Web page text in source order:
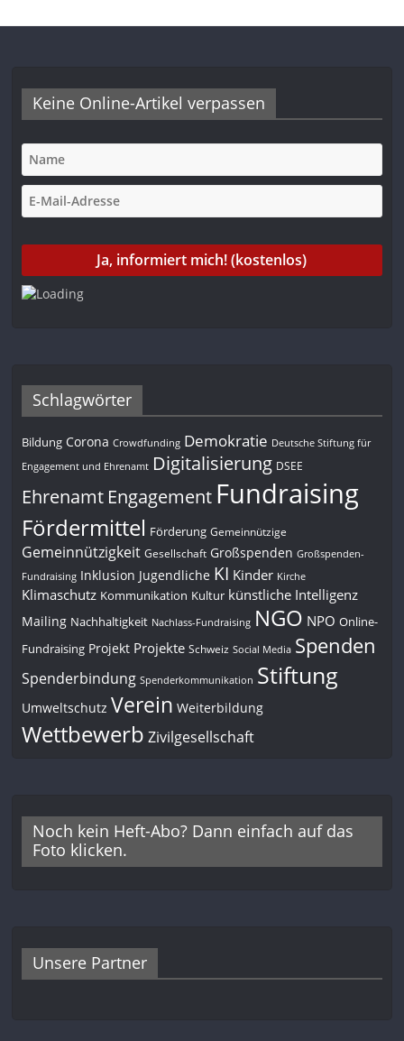
Keine Online-Artikel verpassen
Schlagwörter
Bildung Corona Crowdfunding Demokratie Deutsche Stiftung für
Engagement und Ehrenamt Digitalisierung DSEE
Ehrenamt Engagement Fundraising
Fördermittel Förderung Gemeinnützige
Gemeinnützigkeit Gesellschaft Großspenden Großspenden-
Fundraising Inklusion Jugendliche KI Kinder Kirche
Klimaschutz Kommunikation Kultur künstliche Intelligenz
Mailing Nachhaltigkeit Nachlass-Fundraising NGO NPO Online-
Fundraising Projekt Projekte Schweiz Social Media Spenden
Spenderbindung Spenderkommunikation Stiftung
Umweltschutz Verein Weiterbildung
Wettbewerb Zivilgesellschaft
Noch kein Heft-Abo? Dann einfach auf das
Foto klicken.
Unsere Partner